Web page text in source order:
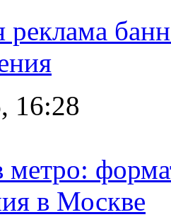
16:28
метро:
в Москве